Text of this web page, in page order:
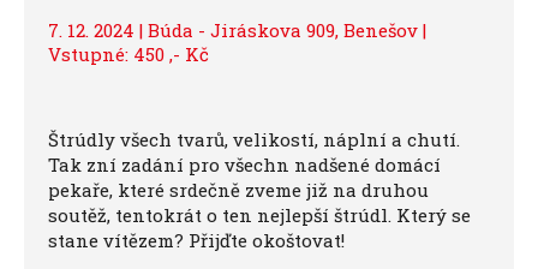
7. 12. 2024 | Búda - Jiráskova 909, Benešov |
Vstupné: 450 ,- Kč
Štrúdly všech tvarů, velikostí, náplní a chutí.
Tak zní zadání pro všechn nadšené domácí
pekaře, které srdečně zveme již na druhou
soutěž, tentokrát o ten nejlepší štrúdl. Který se
stane vítězem? Přijďte okoštovat!